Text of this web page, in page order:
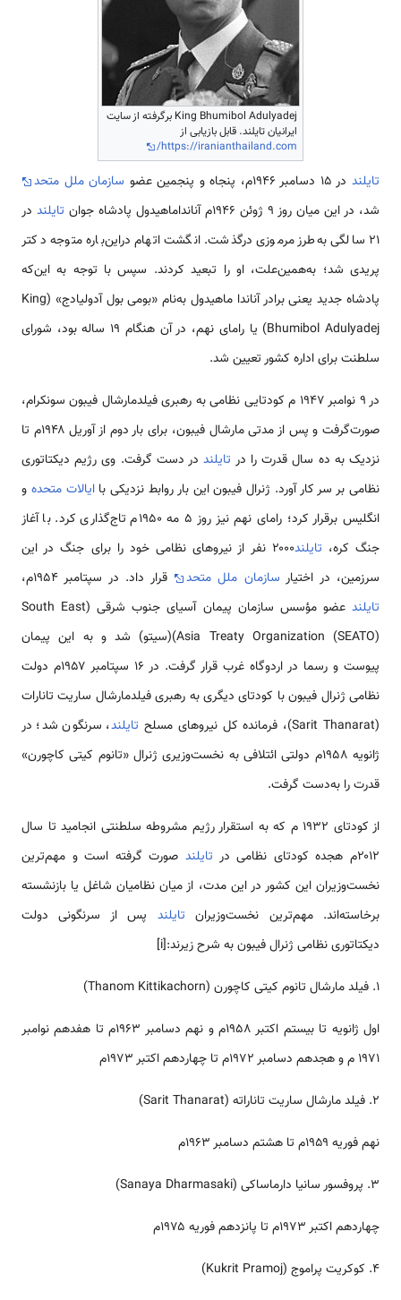
King Bhumibol Adulyadej برگرفته از سایت
ایرانیان تایلند. قابل بازیابی از
https://iranianthailand.com/
تایلنددر ۱۵ دسامبر ۱۹۴۶م، پنجاه و پنجمین عضو
سازمان ملل متحد
شد، در این میان روز ۹ ژوئن ۱۹۴۶م آنانداماهیدول پادشاه جوان
تایلند در
۲۱ سالگی به‌طرز مرموزی درگذشت. انگشت اتهام دراین‌باره متوجه دکتر
پریدی شد؛ به‌همین‌علت، او را تبعید کردند. سپس با توجه به این‌که
پادشاه جدید یعنی برادر آناندا ماهیدول به‌نام «بومی بول آدولیادج» (King
Bhumibol Adulyadej) یا رامای نهم، در آن هنگام ۱۹ ساله بود، شورای
سلطنت برای اداره کشور تعیین شد.
در ۹ نوامبر ۱۹۴۷ م کودتایی نظامی به رهبری فیلدمارشال فیبون سونکرام،
صورت‌گرفت و پس از مدتی مارشال فیبون، برای بار دوم از آوریل ۱۹۴۸م تا
نزدیک به ده سال قدرت را در تایلنددر دست گرفت. وی رژیم دیکتاتوری
نظامی بر سر کار آورد. ژنرال فیبون این بار روابط نزدیکی باایالات متحده و
انگلیس برقرار کرد؛ رامای نهم نیز روز ۵ مه ۱۹۵۰م تاج‌گذاری کرد. با آغاز
جنگ کره، تایلند
۲۰۰۰ نفر از نیروهای نظامی خود را برای جنگ در این
سرزمین، در اختیار سازمان ملل متحد
قرار داد. در سپتامبر ۱۹۵۴م،
تایلند
عضو مؤسس سازمان پیمان آسیای جنوب شرقی (South East
Asia Treaty Organization (SEATO))(سیتو) شد و به این پیمان
پیوست و رسما در اردوگاه غرب قرار گرفت. در ۱۶ سپتامبر ۱۹۵۷م دولت
نظامی ژنرال فیبون با کودتای دیگری به رهبری فیلدمارشال ساریت تانارات
(Sarit Thanarat)، فرمانده کل نیروهای مسلح
تایلند، سرنگون شد؛ در
ژانویه ۱۹۵۸م دولتی ائتلافی به نخست‌وزیری ژنرال «تانوم کیتی کاچورن»
قدرت را به‌دست گرفت.
از کودتای ۱۹۳۲ م که به استقرار رژیم مشروطه سلطنتی انجامید تا سال
۲۰۱۲م هجده کودتای نظامی در
تایلند صورت گرفته است و مهم‌ترین
نخست‌وزیران این کشور در این مدت، از میان نظامیان شاغل یا بازنشسته
برخاسته‌اند. مهم‌ترین نخست‌وزیران تایلند پس از سرنگونی دولت
دیکتاتوری نظامی ژنرال فیبون به شرح زیرند:[i]
1.‌‌ فیلد مارشال تانوم کیتی کاچورن (Thanom Kittikachorn)
اول ژانویه تا بیستم اکتبر ۱۹۵۸م و نهم دسامبر ۱۹۶۳م تا هفدهم نوامبر
۱۹۷۱ م و هجدهم دسامبر ۱۹۷۲م تا چهاردهم اکتبر ۱۹۷۳م
۲. فیلد مارشال ساریت تاناراته (Sarit Thanarat)
نهم فوریه ۱۹۵۹م تا هشتم دسامبر ۱۹۶۳م
۳. پروفسور سانیا دارماساکی (Sanaya Dharmasaki)
چهاردهم اکتبر ۱۹۷۳م تا پانزدهم فوریه ۱۹۷۵م
۴. کوکریت پراموج (Kukrit Pramoj)